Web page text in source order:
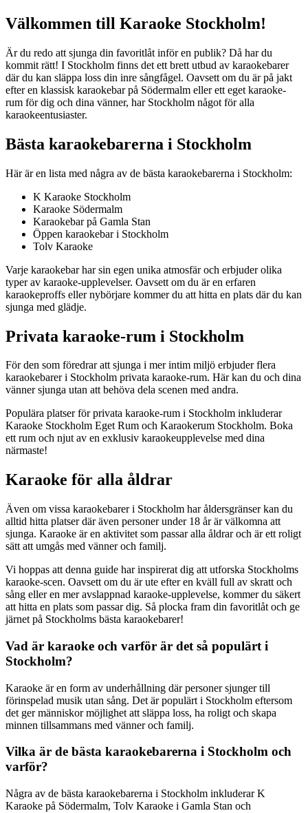
Välkommen till Karaoke Stockholm!
Är du redo att sjunga din favoritlåt inför en publik? Då har du
kommit rätt! I Stockholm finns det ett brett utbud av karaokebarer
där du kan släppa loss din inre sångfågel. Oavsett om du är på jakt
efter en klassisk karaokebar på Södermalm eller ett eget karaoke-
rum för dig och dina vänner, har Stockholm något för alla
karaokeentusiaster.
Bästa karaokebarerna i Stockholm
Här är en lista med några av de bästa karaokebarerna i Stockholm:
K Karaoke Stockholm
Karaoke Södermalm
Karaokebar på Gamla Stan
Öppen karaokebar i Stockholm
Tolv Karaoke
Varje karaokebar har sin egen unika atmosfär och erbjuder olika
typer av karaoke-upplevelser. Oavsett om du är en erfaren
karaokeproffs eller nybörjare kommer du att hitta en plats där du kan
sjunga med glädje.
Privata karaoke-rum i Stockholm
För den som föredrar att sjunga i mer intim miljö erbjuder flera
karaokebarer i Stockholm privata karaoke-rum. Här kan du och dina
vänner sjunga utan att behöva dela scenen med andra.
Populära platser för privata karaoke-rum i Stockholm inkluderar
Karaoke Stockholm Eget Rum och Karaokerum Stockholm. Boka
ett rum och njut av en exklusiv karaokeupplevelse med dina
närmaste!
Karaoke för alla åldrar
Även om vissa karaokebarer i Stockholm har åldersgränser kan du
alltid hitta platser där även personer under 18 år är välkomna att
sjunga. Karaoke är en aktivitet som passar alla åldrar och är ett roligt
sätt att umgås med vänner och familj.
Vi hoppas att denna guide har inspirerat dig att utforska Stockholms
karaoke-scen. Oavsett om du är ute efter en kväll full av skratt och
sång eller en mer avslappnad karaoke-upplevelse, kommer du säkert
att hitta en plats som passar dig. Så plocka fram din favoritlåt och ge
järnet på Stockholms bästa karaokebarer!
Vad är karaoke och varför är det så populärt i
Stockholm?
Karaoke är en form av underhållning där personer sjunger till
förinspelad musik utan sång. Det är populärt i Stockholm eftersom
det ger människor möjlighet att släppa loss, ha roligt och skapa
minnen tillsammans med vänner och familj.
Vilka är de bästa karaokebarerna i Stockholm och
varför?
Några av de bästa karaokebarerna i Stockholm inkluderar K
Karaoke på Södermalm, Tolv Karaoke i Gamla Stan och